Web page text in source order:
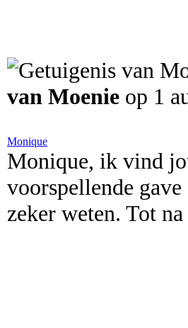
van Moenie op 1
Monique
Monique, ik vind
voorspellende
zeker weten. Tot